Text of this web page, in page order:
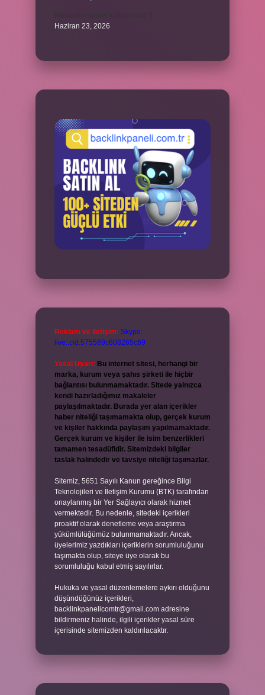
Haziran 23, 2026
Reklam ve İletişim: Skype:
live:.cid.575569c608265c69
Yasal Uyarı: Bu internet sitesi, herhangi bir
marka, kurum veya şahıs şirketi ile hiçbir
bağlantısı bulunmamaktadır. Sitede yalnızca
kendi hazırladığımız makaleler
paylaşılmaktadır. Burada yer alan içerikler
haber niteliği taşımamakta olup, gerçek kurum
ve kişiler hakkında paylaşım yapılmamaktadır.
Gerçek kurum ve kişiler ile isim benzerlikleri
tamamen tesadüfidir. Sitemizdeki bilgiler
taslak halindedir ve tavsiye niteliği taşımazlar.
Sitemiz, 5651 Sayılı Kanun gereğince Bilgi
Teknolojileri ve İletişim Kurumu (BTK) tarafından
onaylanmış bir Yer Sağlayıcı olarak hizmet
vermektedir. Bu nedenle, sitedeki içerikleri
proaktif olarak denetleme veya araştırma
yükümlülüğümüz bulunmamaktadır. Ancak,
üyelerimiz yazdıkları içeriklerin sorumluluğunu
taşımakta olup, siteye üye olarak bu
sorumluluğu kabul etmiş sayılırlar.
Hukuka ve yasal düzenlemelere aykırı olduğunu
düşündüğünüz içerikleri,
backlinkpanelicomtr@gmail.com adresine
bildirmeniz halinde, ilgili içerikler yasal süre
içerisinde sitemizden kaldırılacaktır.